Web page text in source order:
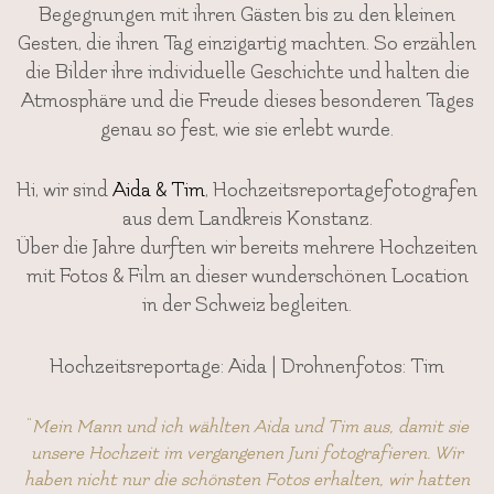
Begegnungen mit ihren Gästen bis zu den kleinen
Gesten, die ihren Tag einzigartig machten. So erzählen
die Bilder ihre individuelle Geschichte und halten die
Atmosphäre und die Freude dieses besonderen Tages
genau so fest, wie sie erlebt wurde.
Hi, wir sindAida & Tim, Hochzeitsreportagefotografen
aus dem Landkreis Konstanz.
Über die Jahre durften wir bereits mehrere Hochzeiten
mit Fotos & Film an dieser wunderschönen Location
in der Schweiz begleiten.
Hochzeitsreportage: Aida | Drohnenfotos: Tim
“Mein Mann und ich wählten Aida und Tim aus, damit sie
unsere Hochzeit im vergangenen Juni fotografieren. Wir
haben nicht nur die schönsten Fotos erhalten, wir hatten